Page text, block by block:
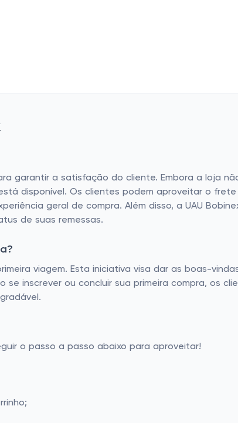
garantir a satisfação do cliente. Embora a loja
disponível. Os clientes podem aproveitar o
geral de compra. Além disso, a UAU
de suas remessas.
viagem. Esta iniciativa visa dar as boas-
inscrever ou concluir sua primeira compra, os
o passo a passo abaixo para aproveitar!